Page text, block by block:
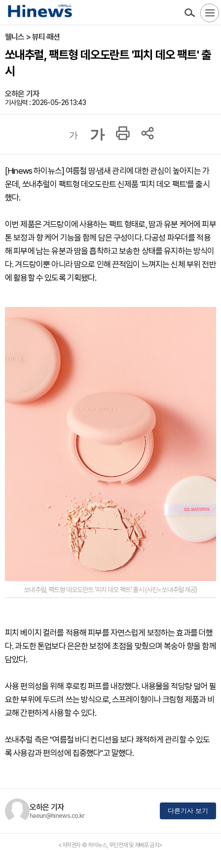
웰니스 > 뷰티·패션
쏘내추럴, 팩트형 데오도란트 '피치 데오 팩트' 출
시
오하은 기자
기사입력 : 2026-05-26 13:43
가 가
[Hinews 하이뉴스] 여름철 땀·냄새 관리에 대한 관심이 높아지는 가
운데, 쏘내추럴이 팩트형 데오도란트 신제품 '피치 데오 팩트'를 출시
했다.
이번 제품은 겨드랑이에 사용하는 팩트 형태로, 땀과 유분 케어에 피부
톤 보정과 향 케어 기능을 함께 담은 구성이다. 다공성 파우더를 적용
해 피부에 남는 유분과 땀을 흡착하고 보송한 상태를 유지하는 방식이
다. 겨드랑이뿐 아니라 땀으로 인해 끈적임이 느껴지는 신체 부위 전반
에 활용할 수 있도록 기획됐다.
쏘내추럴, 팩트형 데오도란트 '피치 데오 팩트' 출시 (사진=쏘내추럴 제공)
피치 베이지 컬러를 적용해 피부를 자연스럽게 보정하는 효과를 더했
다. 과도한 톤업보다 은은한 보정에 초점을 맞췄으며 복숭아 향을 함께
담았다.
사용 편의성을 위해 후로킹 퍼프를 내장했다. 내용물을 적당량 덜어 필
요한 부위에 두드려 쓰는 방식으로, 스프레이형이나 크림형 제품과 비
교해 간편하게 사용할 수 있다.
쏘내추럴 측은 "여름철 바디 컨디션을 보다 쾌적하게 관리할 수 있도
록 사용감과 편의성에 집중했다"고 말했다.
오하은 기자
haeun@hinews.co.kr
다른기사 보기
<저작권자 © 하이뉴스, 무단전재 및 재배포 금지>